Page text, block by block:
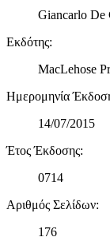
Giancarlo De
Εκδότης:
MacLehose
Ημερομηνία
14/07/2015
Έτος Έκδοσης:
0714
Αριθμός Σελίδων:
176